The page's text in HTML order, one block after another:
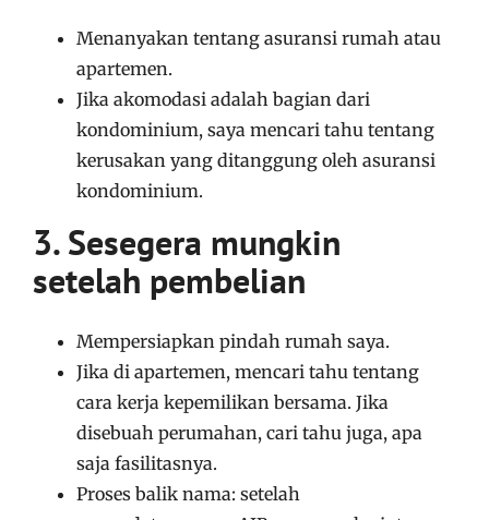
Menanyakan tentang asuransi rumah atau
apartemen.
Jika akomodasi adalah bagian dari
kondominium, saya mencari tahu tentang
kerusakan yang ditanggung oleh asuransi
kondominium.
3. Sesegera mungkin
setelah pembelian
Mempersiapkan pindah rumah saya.
Jika di apartemen, mencari tahu tentang
cara kerja kepemilikan bersama. Jika
disebuah perumahan, cari tahu juga, apa
saja fasilitasnya.
Proses balik nama: setelah